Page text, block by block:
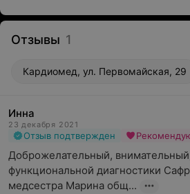
Отзывы 1
Кардиомед, ул. Первомайская, 29
Инна
23 декабря 2021
Отзыв подтвержден
Доброжелательный,
функциональной диагностики
медсестра Марина общ...